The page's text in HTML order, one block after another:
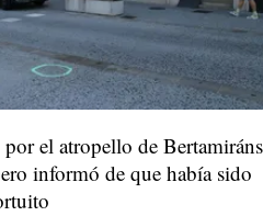
el atropello de Bertamiráns
informó de que había sido